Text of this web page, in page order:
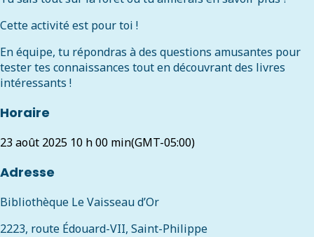
Cette activité est pour toi !
En équipe, tu répondras à des questions amusantes pour
tester tes connaissances tout en découvrant des livres
intéressants !
Horaire
23 août 2025 10 h 00 min(GMT-05:00)
Adresse
Bibliothèque Le Vaisseau d’Or
2223, route Édouard-VII, Saint-Philippe